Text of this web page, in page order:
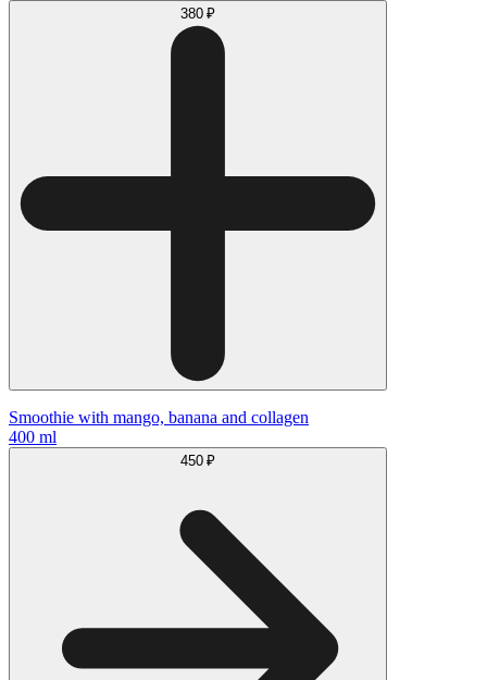
380 ₽
Smoothie with mango, banana and collagen
400 ml
450 ₽